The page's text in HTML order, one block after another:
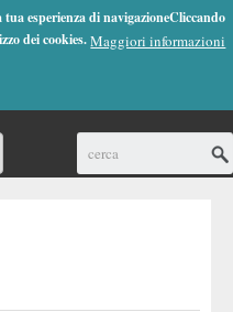
esperienza di navigazioneCliccando
dei cookies.Maggiori informazioni
(0)